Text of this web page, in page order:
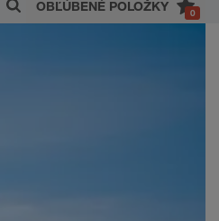
súkromných
OBĽÚBENÉ POLOŽKY 0